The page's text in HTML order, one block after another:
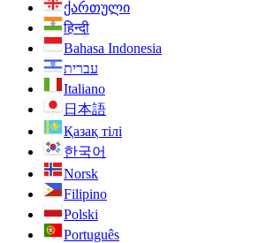
ქართული
हिन्दी
Bahasa Indonesia
עברית
Italiano
日本語
Қазақ тілі
한국어
Norsk
Filipino
Polski
Português